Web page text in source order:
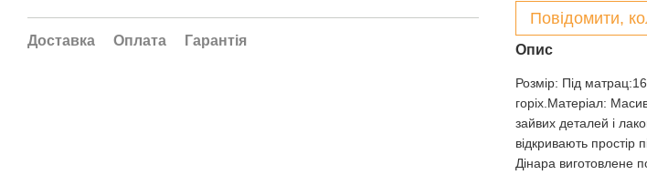
Доставка Оплата Гарантія
Повідомити,
Опис
Розмір: Під
горіх.Матеріал:
зайвих деталей і
відкривають простір
Дінара виготовлене